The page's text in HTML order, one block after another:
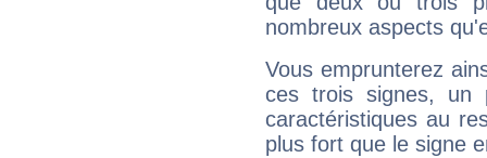
nombreux aspects
Vous emprunterez
ces trois signes, un
caractéristiques au
plus fort que le signe